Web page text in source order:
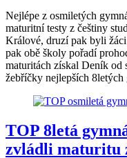
Nejlépe z osmiletých
maturitní testy z češtiny
Králové, druzí pak byli
pak obě školy pořadí
maturitách získal Deník od
žebříčky nejlepších
TOP 8letá
zvládli maturitu